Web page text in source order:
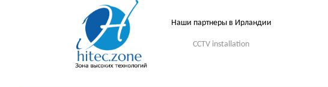
Наши партнеры в Ирландии
CCTV installation